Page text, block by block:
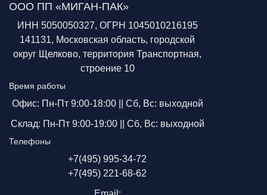
ООО ПП «МИГАН-ПАК»
ИНН 5050050327, ОГРН 1045010216195
141131, Московская область, городской
округ Щелково, территория Транспортная,
строение 10
Время работы
Офис: Пн-Пт 9:00-18:00 || Сб, Вс: выходной
Склад: Пн-Пт 9:00-19:00 || Сб, Вс: выходной
Телефоны
+7(495) 995-34-72
+7(495) 221-68-62